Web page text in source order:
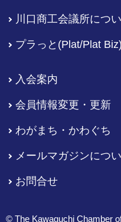
川口商工会議所につ
プラっと(Plat/Plat Biz)
入会案内
会員情報変更・更新
わがまち・かわぐち
メールマガジンにつ
お問合せ
© The Kawaguchi Chamber